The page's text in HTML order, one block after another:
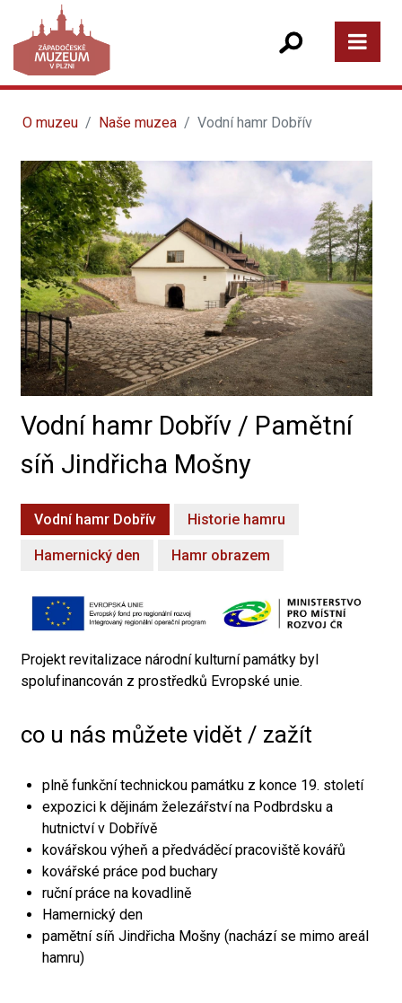
O muzeu Naše muzea Vodní hamr Dobřív
Vodní hamr Dobřív / Pamětní
síň Jindřicha Mošny
Vodní hamr Dobřív Historie hamru
Hamernický den Hamr obrazem
Projekt revitalizace národní kulturní památky byl
spolufinancován z prostředků Evropské unie.
co u nás můžete vidět / zažít
plně funkční technickou památku z konce 19. století
expozici k dějinám železářství na Podbrdsku a
hutnictví v Dobřívě
kovářskou výheň a předváděcí pracoviště kovářů
kovářské práce pod buchary
ruční práce na kovadlině
Hamernický den
pamětní síň Jindřicha Mošny (nachází se mimo areál
hamru)